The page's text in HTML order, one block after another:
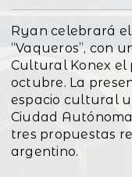
Ryan celebrará
“Vaqueros”, con
Cultural Konex el
octubre. La
espacio cultural
Ciudad
tres propuestas
argentino.